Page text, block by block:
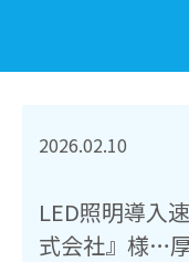
2026.02.10
LED照明導入
式会社』様…